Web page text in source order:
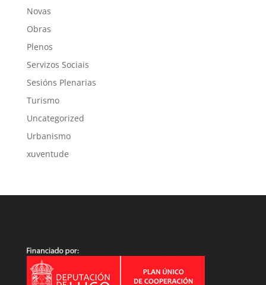
Novas
Obras
Plenos
Servizos Sociais
Sesións Plenarias
Turismo
Uncategorized
Urbanismo
xuventude